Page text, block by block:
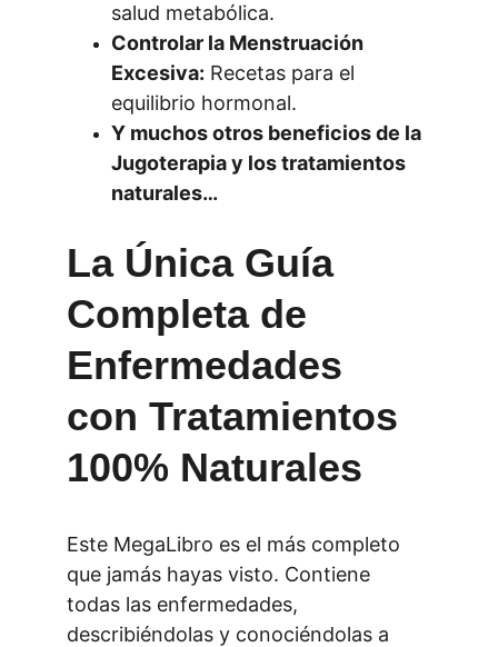
salud metabólica.
Controlar la Menstruación
Excesiva: Recetas para el
equilibrio hormonal.
Y muchos otros beneficios de la
Jugoterapia y los tratamientos
naturales…
La Única Guía
Completa de
Enfermedades
con Tratamientos
100% Naturales
Este MegaLibro es el más completo
que jamás hayas visto. Contiene
todas las enfermedades,
describiéndolas y conociéndolas a